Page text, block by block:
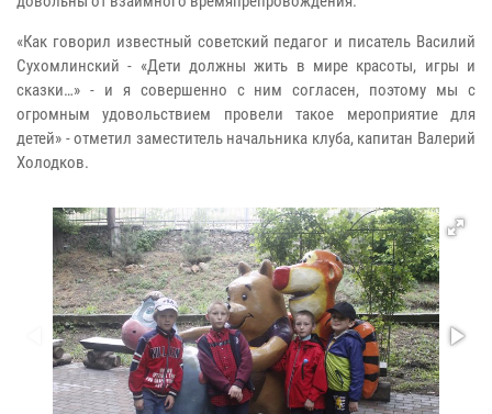
«Как говорил известный советский педагог и писатель Василий
Сухомлинский - «Дети должны жить в мире красоты, игры и
сказки…» - и я совершенно с ним согласен, поэтому мы с
огромным удовольствием провели такое мероприятие для
детей» - отметил заместитель начальника клуба, капитан Валерий
Холодков.